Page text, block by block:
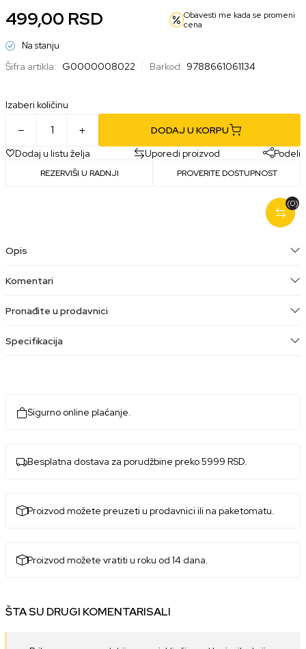
499,00 RSD
Obavesti me kada se promeni
cena
Na stanju
Šifra artikla: G0000008022 Barkod: 9788661061134
Izaberi količinu
DODAJ U KORPU
Dodaj u listu želja
Uporedi proizvod Podeli
REZERVIŠI U RADNJI PROVERITE DOSTUPNOST
(0)
Opis
Komentari
Pronađite u prodavnici
Specifikacija
Sigurno online plaćanje.
Besplatna dostava za porudžbine preko 5999 RSD.
Proizvod možete preuzeti u prodavnici ili na paketomatu.
Proizvod možete vratiti u roku od 14 dana.
ŠTA SU DRUGI KOMENTARISALI